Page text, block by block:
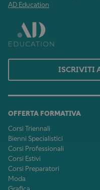
AD Education
ISCRIVITI
OFFERTA FORMATIVA
Corsi Triennali
Bienni Specialistici
Corsi Professionali
Corsi Estivi
Corsi Preparatori
Moda